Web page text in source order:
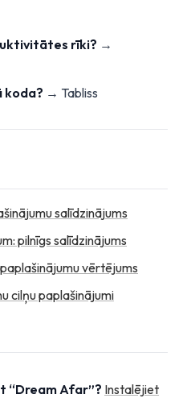
rīki? →
koda? → Tabliss
salīdzinājums
pilnīgs salīdzinājums
vērtējums
cilņu paplašinājumi
“Dream Afar”? Instalējiet